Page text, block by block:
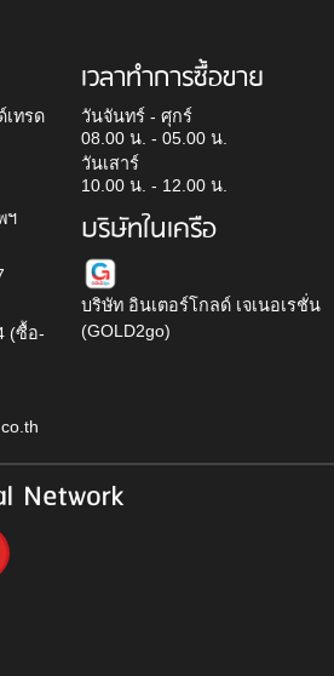
เทรด
ฯ
(ซื้อ-
เวลาทำการซื้อขาย
วันจันทร์ - ศุกร์
08.00 น. - 05.00 น.
วันเสาร์
10.00 น. - 12.00 น.
บริษัทในเครือ
บริษัท อินเตอร์โกลด์ เจเนอเรชั่น
(GOLD2go)
Network